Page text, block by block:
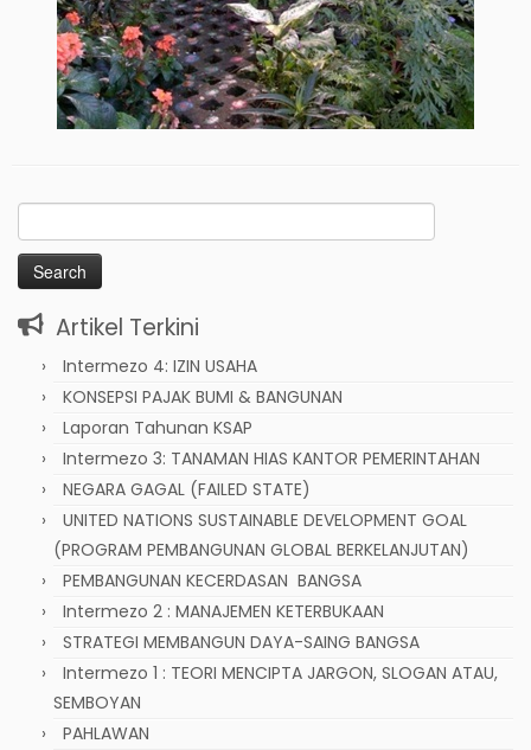
Search
for:
Artikel Terkini
Intermezo 4: IZIN USAHA
KONSEPSI PAJAK BUMI & BANGUNAN
Laporan Tahunan KSAP
Intermezo 3: TANAMAN HIAS KANTOR PEMERINTAHAN
NEGARA GAGAL (FAILED STATE)
UNITED NATIONS SUSTAINABLE DEVELOPMENT GOAL
(PROGRAM PEMBANGUNAN GLOBAL BERKELANJUTAN)
PEMBANGUNAN KECERDASAN BANGSA
Intermezo 2 : MANAJEMEN KETERBUKAAN
STRATEGI MEMBANGUN DAYA-SAING BANGSA
Intermezo 1 : TEORI MENCIPTA JARGON, SLOGAN ATAU,
SEMBOYAN
PAHLAWAN